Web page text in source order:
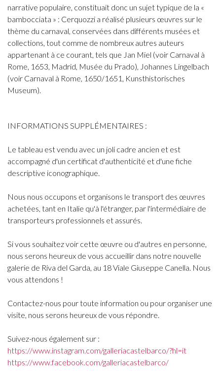
narrative populaire, constituait donc un sujet typique de la «
bambocciata » : Cerquozzi a réalisé plusieurs œuvres sur le
thème du carnaval, conservées dans différents musées et
collections, tout comme de nombreux autres auteurs
appartenant à ce courant, tels que Jan Miel (voir Carnaval à
Rome, 1653, Madrid, Musée du Prado), Johannes Lingelbach
(voir Carnaval à Rome, 1650/1651, Kunsthistorisches
Museum).
INFORMATIONS SUPPLÉMENTAIRES :
Le tableau est vendu avec un joli cadre ancien et est
accompagné d'un certificat d'authenticité et d'une fiche
descriptive iconographique.
Nous nous occupons et organisons le transport des œuvres
achetées, tant en Italie qu'à l'étranger, par l'intermédiaire de
transporteurs professionnels et assurés.
Si vous souhaitez voir cette œuvre ou d'autres en personne,
nous serons heureux de vous accueillir dans notre nouvelle
galerie de Riva del Garda, au 18 Viale Giuseppe Canella. Nous
vous attendons !
Contactez-nous pour toute information ou pour organiser une
visite, nous serons heureux de vous répondre.
Suivez-nous également sur :
https://www.instagram.com/galleriacastelbarco/?hl=it
https://www.facebook.com/galleriacastelbarco/